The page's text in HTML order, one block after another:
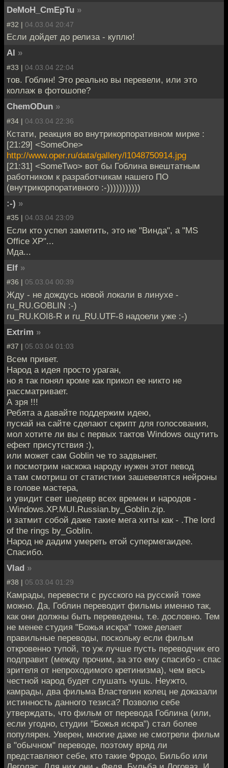
DeMoH_CmEpTu »
#32 | 04.03.04 20:47
Если дойдет до релиза - куплю!
Al »
#33 | 04.03.04 22:04
тов. Гоблин! Это реально вы перевели, или это
коллаж в фотошопе?
ChemODun »
#34 | 04.03.04 22:36
Кстати, реакция во внутрикорпоративном мирке :
[21:29] <SomeOne>
http://www.oper.ru/data/gallery/l1048750914.jpg
[21:31] <SomeTwo> вот бы Гоблина внештатным
работником к разработчикам нашего ПО
(внутрикорпоративного :-)))))))))))
:-) »
#35 | 04.03.04 23:09
Если кто успел заметить, это не "Винда", а "MS
Office XP"...
Мда...
Elf »
#36 | 05.03.04 00:39
Жду - не дождусь новой локали в линухе -
ru_RU.GOBLIN :-)
ru_RU.KOI8-R и ru_RU.UTF-8 надоели уже :-)
Extrim »
#37 | 05.03.04 01:03
Всем привет.
Народ а идея просто ураган,
но я так понял кроме как прикол ее никто не
рассматривает.
А зря !!!
Ребята а давайте поддержим идею,
пускай на сайте сделают скрипт для голосования,
мол хотите ли вы с первых тактов Windows ощутить
ефект присутствия :),
или может сам Goblin че то задвынет.
и посмотрим наскока народу нужен этот певод
а там смотриш от статистики зашевелятся нейроны
в голове мастера,
и увидит свет шедевр всех времен и народов -
.Windows.XP.MUI.Russian.by_Goblin.zip.
и затмит собой даже такие мега хиты как - .The lord
of the rings by_Goblin.
Народ не дадим умереть етой супермегаидее.
Спасибо.
Vlad »
#38 | 05.03.04 01:29
Камрады, перевести с русского на русский тоже
можно. Да, Гоблин переводит фильмы именно так,
как они должны быть переведены, т.е. дословно. Тем
не менее студия "Божья искра" тоже делает
правильные переводы, поскольку если фильм
откровенно тупой, то уж лучше пусть переводчик его
подправит (между прочим, за это ему спасибо - спас
зрителя от непроходимого кретинизма), чем весь
честной народ будет слушать чушь. Неужто,
камрады, два фильма Властелин колец не доказали
истинность данного тезиса? Позволю себе
утверждать, что фильм от перевода Гоблина (или,
если угодно, студии "Божья искра") стал более
популярен. Уверен, многие даже не смотрели фильм
в "обычном" переводе, поэтому вряд ли
представляют себе, кто такие Фродо, Бильбо или